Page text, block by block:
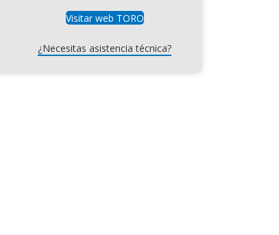
Visitar web TORO
¿Necesitas asistencia técnica?